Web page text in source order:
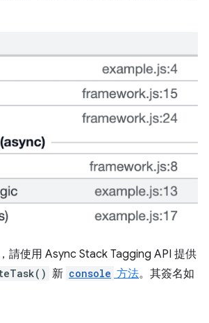
請使用 Async Stack Tagging API 提供
新 console 方法。其簽名如